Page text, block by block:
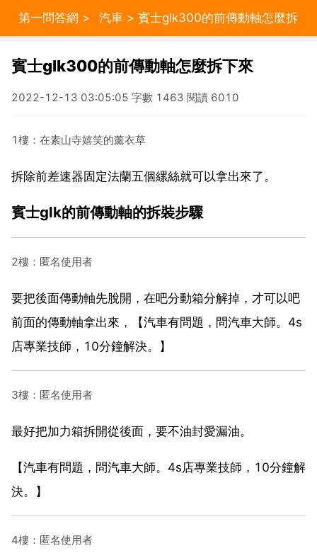
第一問答網 > 汽車 > 賓士glk300的前傳動軸怎麼拆
下來
賓士glk300的前傳動軸怎麼拆下來
2022-12-13 03:05:05 字數 1463 閱讀 6010
1樓：在素山寺嬉笑的薰衣草
拆除前差速器固定法蘭五個縲絲就可以拿出來了。
賓士glk的前傳動軸的拆裝步驟
2樓：匿名使用者
要把後面傳動軸先脫開，在吧分動箱分解掉，才可以吧
前面的傳動軸拿出來，【汽車有問題，問汽車大師。4s
店專業技師，10分鐘解決。】
3樓：匿名使用者
最好把加力箱拆開從後面，要不油封愛漏油。
【汽車有問題，問汽車大師。4s店專業技師，10分鐘解
決。】
4樓：匿名使用者